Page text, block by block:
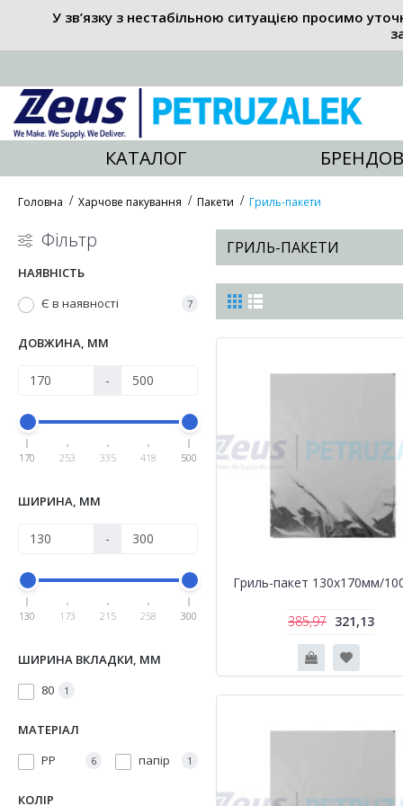
У зв’язку з нестабільною ситуацією просимо
КАТАЛОГ
Головна Харчове пакування Пакети Гриль-пакети
Фільтр
НАЯВНІСТЬ
Є в наявності
7
ДОВЖИНА, ММ
-
170 253 335 418 500
ШИРИНА, ММ
-
130 173 215 258 300
ШИРИНА ВКЛАДКИ, ММ
80
1
МАТЕРІАЛ
PP
6 папір 1
КОЛІР
ГРИЛЬ-ПАКЕТИ
Гриль-пакет 130х170мм/
385,97 321,13